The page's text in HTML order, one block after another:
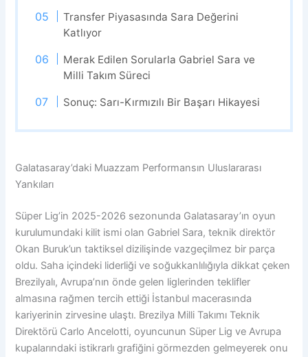
Transfer Piyasasında Sara Değerini
Katlıyor
Merak Edilen Sorularla Gabriel Sara ve
Milli Takım Süreci
Sonuç: Sarı-Kırmızılı Bir Başarı Hikayesi
Galatasaray’daki Muazzam Performansın Uluslararası
Yankıları
Süper Lig’in 2025-2026 sezonunda Galatasaray’ın oyun
kurulumundaki kilit ismi olan Gabriel Sara, teknik direktör
Okan Buruk’un taktiksel dizilişinde vazgeçilmez bir parça
oldu. Saha içindeki liderliği ve soğukkanlılığıyla dikkat çeken
Brezilyalı, Avrupa’nın önde gelen liglerinden teklifler
almasına rağmen tercih ettiği İstanbul macerasında
kariyerinin zirvesine ulaştı. Brezilya Milli Takımı Teknik
Direktörü Carlo Ancelotti, oyuncunun Süper Lig ve Avrupa
kupalarındaki istikrarlı grafiğini görmezden gelmeyerek onu